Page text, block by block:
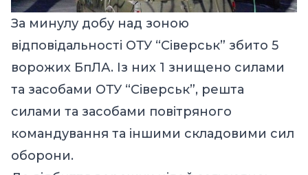
За минулу добу над зоною
відповідальності ОТУ “Сіверськ” збито 5
ворожих БпЛА. Із них 1 знищено силами
та засобами ОТУ “Сіверськ”, решта
силами та засобами повітряного
командування та іншими складовими сил
оборони.